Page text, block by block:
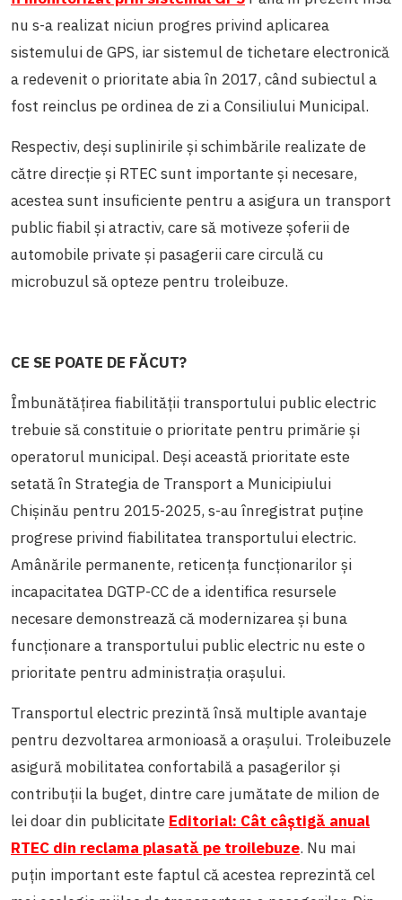
nu s-a realizat niciun progres privind aplicarea
sistemului de GPS, iar sistemul de tichetare electronică
a redevenit o prioritate abia în 2017, când subiectul a
fost reinclus pe ordinea de zi a Consiliului Municipal.
Respectiv, deși suplinirile și schimbările realizate de
către direcție și RTEC sunt importante și necesare,
acestea sunt insuficiente pentru a asigura un transport
public fiabil și atractiv, care să motiveze șoferii de
automobile private și pasagerii care circulă cu
microbuzul să opteze pentru troleibuze.
CE SE POATE DE FĂCUT?
Îmbunătățirea fiabilității transportului public electric
trebuie să constituie o prioritate pentru primărie și
operatorul municipal. Deși această prioritate este
setată în Strategia de Transport a Municipiului
Chișinău pentru 2015-2025, s-au înregistrat puține
progrese privind fiabilitatea transportului electric.
Amânările permanente, reticența funcționarilor și
incapacitatea DGTP-CC de a identifica resursele
necesare demonstrează că modernizarea și buna
funcționare a transportului public electric nu este o
prioritate pentru administrația orașului.
Transportul electric prezintă însă multiple avantaje
pentru dezvoltarea armonioasă a orașului. Troleibuzele
asigură mobilitatea confortabilă a pasagerilor și
contribuții la buget, dintre care jumătate de milion de
lei doar din publicitate Editorial: Cât câștigă anual
RTEC din reclama plasată pe troilebuze. Nu mai
puțin important este faptul că acestea reprezintă cel